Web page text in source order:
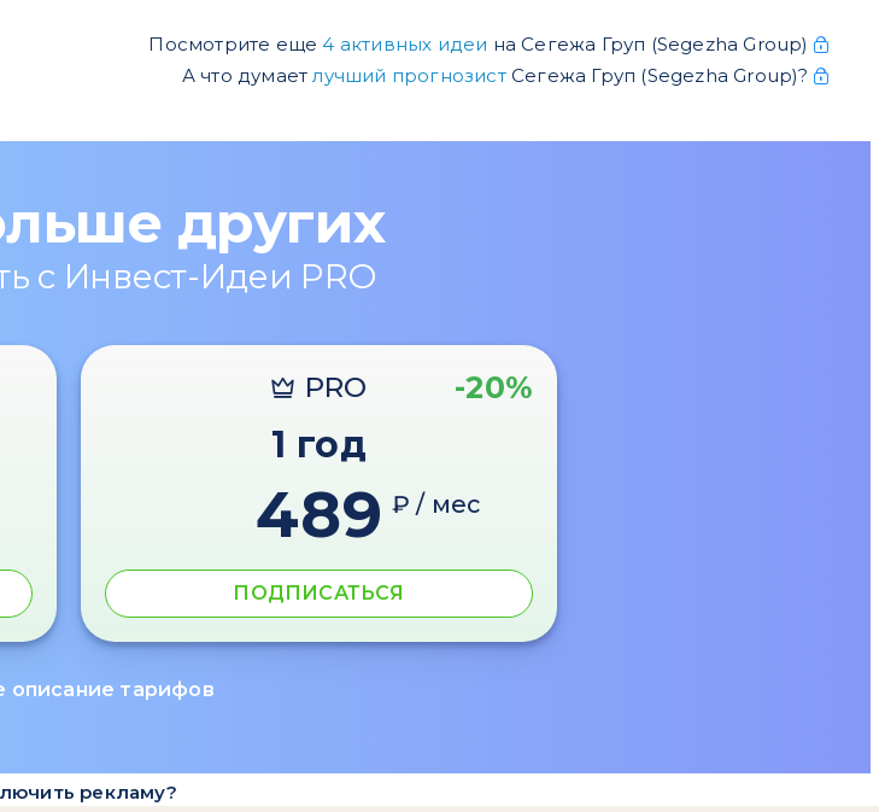
Посмотрите еще4 активных идеи на Сегежа Груп (Segezha Group)
А что думаетлучший прогнозистСегежа Груп (Segezha Group)?
других
с Инвест-Идеи PRO
PRO -20%
1 год
489 ₽ / мес
ПОДПИСАТЬСЯ
описание тарифов
рекламу?